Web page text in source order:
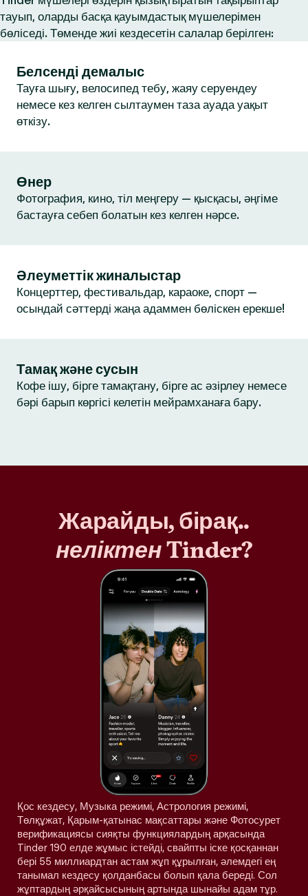
тауып, оларды басқа қауымдастық мүшелерімен
бөліседі. Төменде жиі кездесетін салалар берілген:
Белсенді демалыс
Тауға шығу, велосипед тебу, жаяу серуендеу
немесе кез келген сылтаумен таза ауада уақыт
өткізу.
Өнер
Фотография, кино, тіл меңгеру — қысқасы, әңгіме
бастауға себеп болатын кез келген нәрсе.
Әлеуметтік жиналыстар
Концерттер, фестивальдар, караоке, спорт —
осындай сәттерді жаңа адаммен бөліскен ерекше!
Тамақ және сусын
Кофе ішу, бірге тамақтану, бірге ас әзірлеу немесе
бәрі барып көргісі келетін мейрамханаға бару.
Жарайды, бірақ..
неліктенTinder?
Қос кездесу, Музыка режимі, Астрология режимі,
Төлқұжат, Қарым-қатынас мақсаттары және Фотосурет
верификациясы сияқты функциялардың арқасында
Tinder 190 елде жұмыс істейді, свайпты іске қосқаннан
бері 55 миллиардтан астам жұп құрылған, әлемдегі ең
танымал кездесу қолданбасы болып қала береді. Сол
жұптардың әрқайсысының артында шынайы адам тұр.